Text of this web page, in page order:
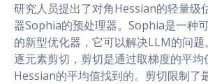
研究人员提出了对角Hessian的轻量级
器Sophia的预处理器。Sophia是一种
的新型优化器，它可以解决LLM的问
逐元素剪切，剪切是通过取梯度的平均
Hessian的平均值找到的。剪切限制了